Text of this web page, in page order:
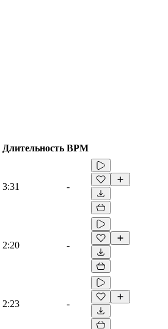
Длительность BPM
3:31 -
2:20 -
2:23 -